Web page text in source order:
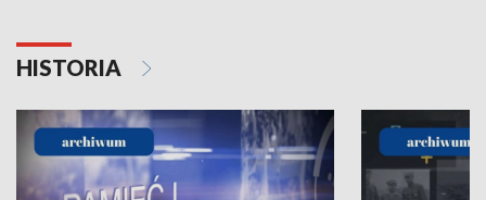
HISTORIA